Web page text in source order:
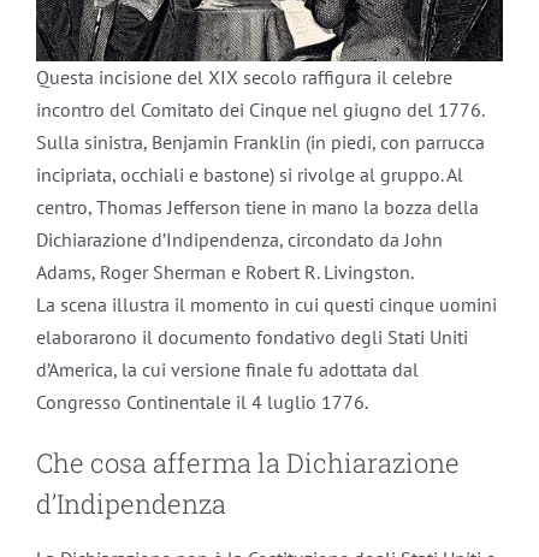
Questa incisione del XIX secolo raffigura il celebre
incontro del Comitato dei Cinque nel giugno del 1776.
Sulla sinistra, Benjamin Franklin (in piedi, con parrucca
incipriata, occhiali e bastone) si rivolge al gruppo. Al
centro, Thomas Jefferson tiene in mano la bozza della
Dichiarazione d’Indipendenza, circondato da John
Adams, Roger Sherman e Robert R. Livingston.
La scena illustra il momento in cui questi cinque uomini
elaborarono il documento fondativo degli Stati Uniti
d’America, la cui versione finale fu adottata dal
Congresso Continentale il 4 luglio 1776.
Che cosa afferma la Dichiarazione
d’Indipendenza